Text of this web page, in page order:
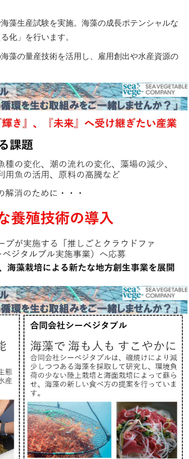
藻生産試験を実施。海藻の成長ポテンシャルな
化」を行います。
藻の量産技術を活用し、雇用創出や水産資源の